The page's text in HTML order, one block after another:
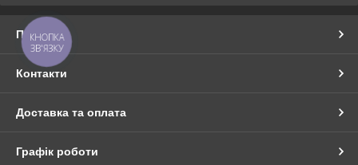
Про нас
Контакти
Доставка та оплата
Графік роботи
КНОПКА
ЗВ'ЯЗКУ